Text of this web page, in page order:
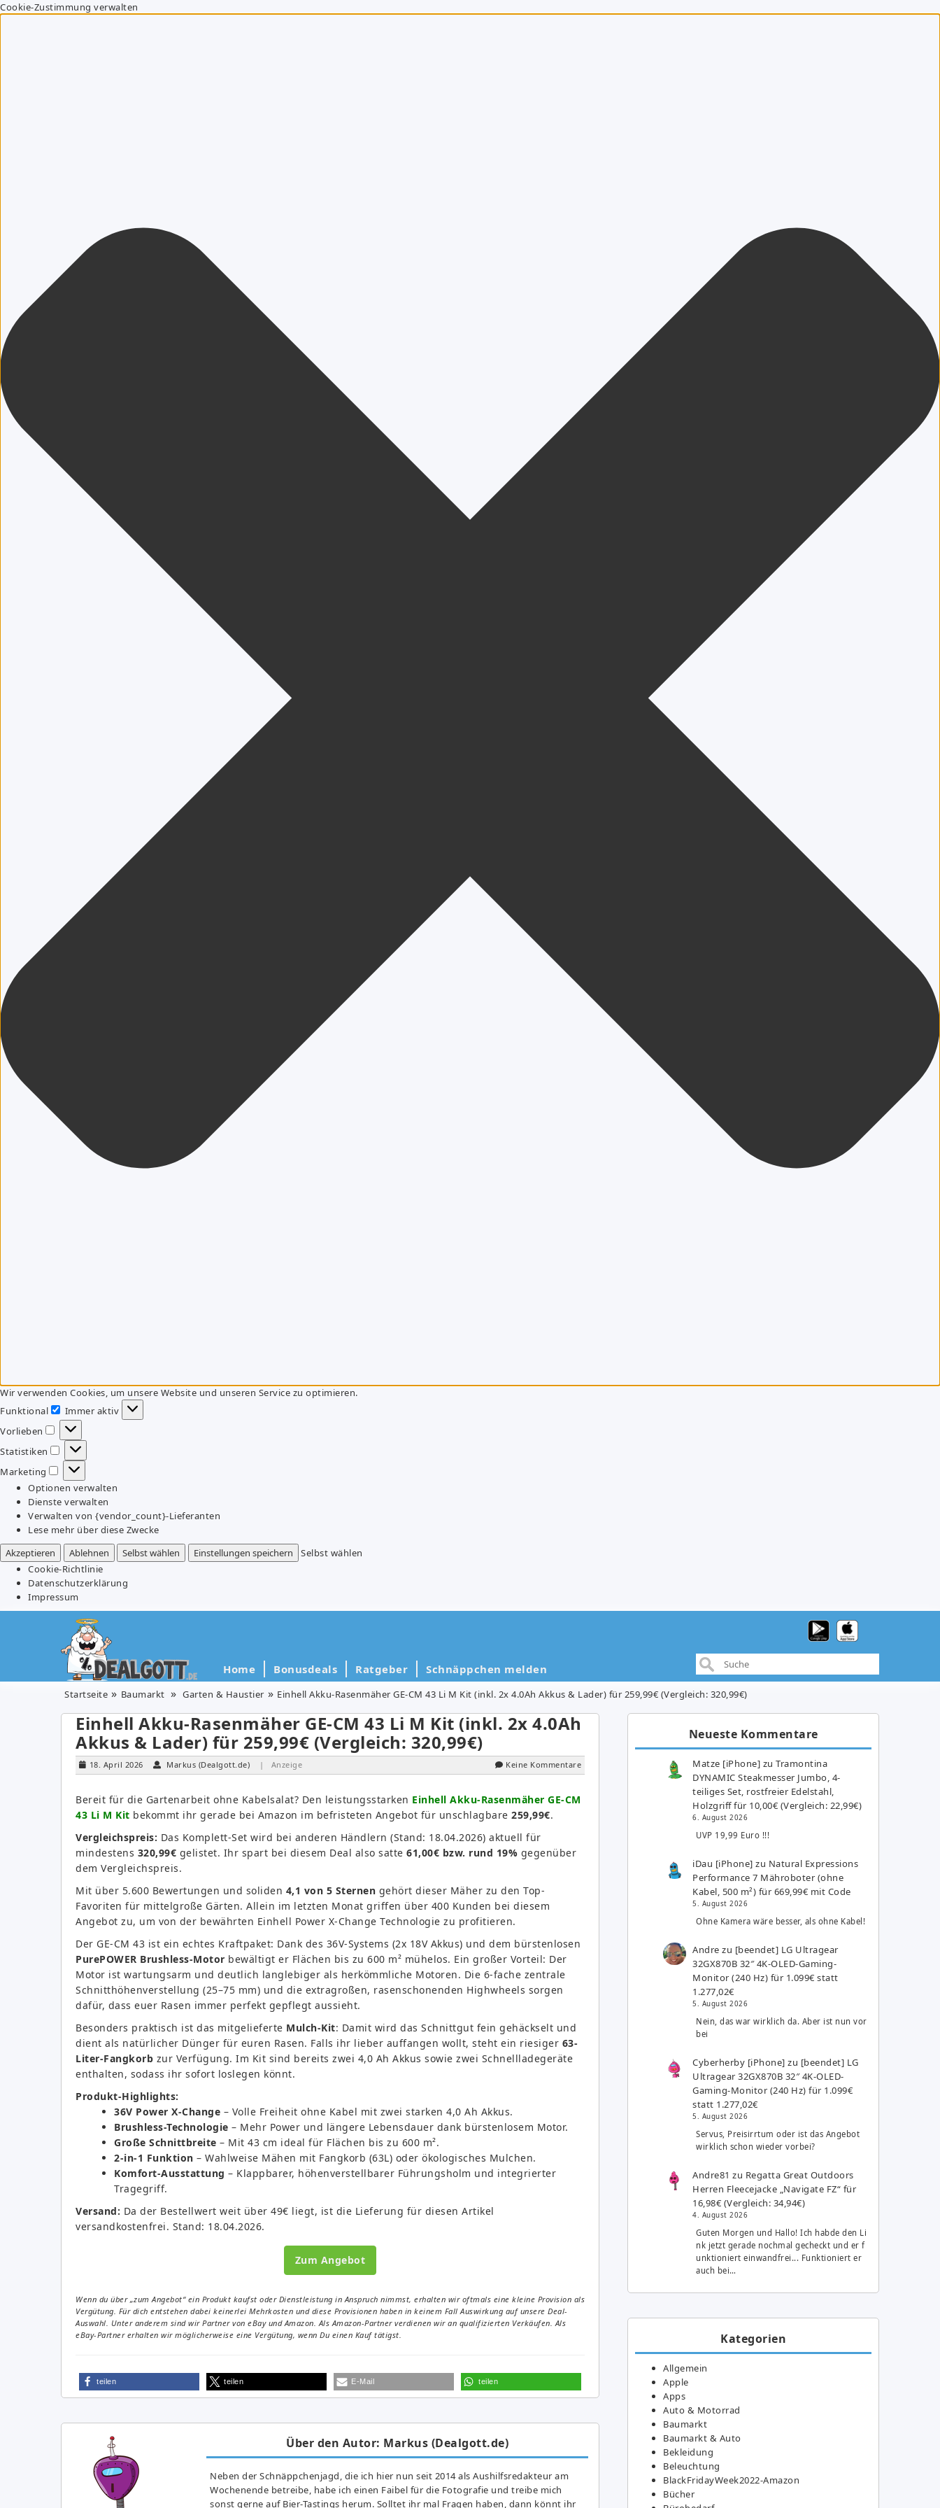
Cookie-Zustimmung verwalten
Wir verwenden Cookies, um unsere Website und unseren Service zu optimieren.
Funktional
Funktional
Immer aktiv
Vorlieben
Vorlieben
Statistiken
Statistiken
Marketing
Marketing
Optionen verwalten
Dienste verwalten
Verwalten von {vendor_count}-Lieferanten
Lese mehr über diese Zwecke
Akzeptieren
Ablehnen Selbst wählen Einstellungen speichern
Selbst wählen
Cookie-Richtlinie
Datenschutzerklärung
Impressum
Home Bonusdeals Ratgeber Schnäppchen melden
Startseite Baumarkt Garten & Haustier Einhell Akku-Rasenmäher GE-CM 43 Li M Kit (inkl. 2x 4.0Ah Akkus & Lader) für 259,99€ (Vergleich: 320,99€)
Einhell Akku-Rasenmäher GE-CM 43 Li M Kit (inkl. 2x 4.0Ah
Akkus & Lader) für 259,99€ (Vergleich: 320,99€)
18. April 2026 Markus (Dealgott.de) | Anzeige Keine Kommentare
Bereit für die Gartenarbeit ohne Kabelsalat? Den leistungsstarken Einhell Akku-Rasenmäher GE-CM
43 Li M Kit bekommt ihr gerade bei Amazon im befristeten Angebot für unschlagbare 259,99€.
Vergleichspreis: Das Komplett-Set wird bei anderen Händlern (Stand: 18.04.2026) aktuell für
mindestens 320,99€ gelistet. Ihr spart bei diesem Deal also satte 61,00€ bzw. rund 19% gegenüber
dem Vergleichspreis.
Mit über 5.600 Bewertungen und soliden 4,1 von 5 Sternen gehört dieser Mäher zu den Top-
Favoriten für mittelgroße Gärten. Allein im letzten Monat griffen über 400 Kunden bei diesem
Angebot zu, um von der bewährten Einhell Power X-Change Technologie zu profitieren.
Der GE-CM 43 ist ein echtes Kraftpaket: Dank des 36V-Systems (2x 18V Akkus) und dem bürstenlosen
PurePOWER Brushless-Motor bewältigt er Flächen bis zu 600 m² mühelos. Ein großer Vorteil: Der
Motor ist wartungsarm und deutlich langlebiger als herkömmliche Motoren. Die 6-fache zentrale
Schnitthöhenverstellung (25–75 mm) und die extragroßen, rasenschonenden Highwheels sorgen
dafür, dass euer Rasen immer perfekt gepflegt aussieht.
Besonders praktisch ist das mitgelieferte Mulch-Kit: Damit wird das Schnittgut fein gehäckselt und
dient als natürlicher Dünger für euren Rasen. Falls ihr lieber auffangen wollt, steht ein riesiger 63-
Liter-Fangkorb zur Verfügung. Im Kit sind bereits zwei 4,0 Ah Akkus sowie zwei Schnellladegeräte
enthalten, sodass ihr sofort loslegen könnt.
Produkt-Highlights:
36V Power X-Change – Volle Freiheit ohne Kabel mit zwei starken 4,0 Ah Akkus.
Brushless-Technologie – Mehr Power und längere Lebensdauer dank bürstenlosem Motor.
Große Schnittbreite – Mit 43 cm ideal für Flächen bis zu 600 m².
2-in-1 Funktion – Wahlweise Mähen mit Fangkorb (63L) oder ökologisches Mulchen.
Komfort-Ausstattung – Klappbarer, höhenverstellbarer Führungsholm und integrierter
Tragegriff.
Versand: Da der Bestellwert weit über 49€ liegt, ist die Lieferung für diesen Artikel
versandkostenfrei. Stand: 18.04.2026.
Zum Angebot
Wenn du über „zum Angebot“ ein Produkt kaufst oder Dienstleistung in Anspruch nimmst, erhalten wir oftmals eine kleine Provision als
Vergütung. Für dich entstehen dabei keinerlei Mehrkosten und diese Provisionen haben in keinem Fall Auswirkung auf unsere Deal-
Auswahl. Unter anderem sind wir Partner von eBay und Amazon. Als Amazon-Partner verdienen wir an qualifizierten Verkäufen. Als
eBay-Partner erhalten wir möglicherweise eine Vergütung, wenn Du einen Kauf tätigst.
teilen teilen E-Mail teilen
Über den Autor: Markus (Dealgott.de)
Neben der Schnäppchenjagd, die ich hier nun seit 2014 als Aushilfsredakteur am
Wochenende betreibe, habe ich einen Faibel für die Fotografie und treibe mich
sonst gerne auf Bier-Tastings herum. Solltet ihr mal Fragen haben, dann könnt ihr
Neueste Kommentare
Matze [iPhone] zuTramontina
DYNAMIC Steakmesser Jumbo, 4-
teiliges Set, rostfreier Edelstahl,
Holzgriff für 10,00€ (Vergleich: 22,99€)
6. August 2026
UVP 19,99 Euro !!!
iDau [iPhone] zu Natural Expressions
Performance 7 Mähroboter (ohne
Kabel, 500 m²) für 669,99€ mit Code
5. August 2026
Ohne Kamera wäre besser, als ohne Kabel!
Andre zu [beendet] LG Ultragear
32GX870B 32″ 4K-OLED-Gaming-
Monitor (240 Hz) für 1.099€ statt
1.277,02€
5. August 2026
Nein, das war wirklich da. Aber ist nun vor
bei
Cyberherby [iPhone] zu [beendet] LG
Ultragear 32GX870B 32″ 4K-OLED-
Gaming-Monitor (240 Hz) für 1.099€
statt 1.277,02€
5. August 2026
Servus, Preisirrtum oder ist das Angebot
wirklich schon wieder vorbei?
Andre81 zu Regatta Great Outdoors
Herren Fleecejacke „Navigate FZ“ für
16,98€ (Vergleich: 34,94€)
4. August 2026
Guten Morgen und Hallo! Ich habde den Li
nk jetzt gerade nochmal gecheckt und er f
unktioniert einwandfrei... Funktioniert er
auch bei…
Kategorien
Allgemein
Apple
Apps
Auto & Motorrad
Baumarkt
Baumarkt & Auto
Bekleidung
Beleuchtung
BlackFridayWeek2022-Amazon
Bücher